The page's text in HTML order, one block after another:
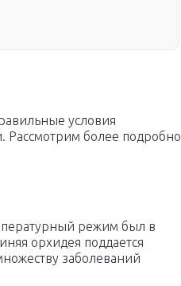
условия
Рассмотрим более подробно
режим был в
орхидея поддается
заболеваний